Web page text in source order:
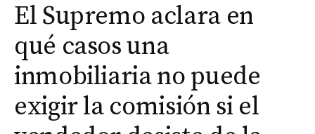
El Supremo aclara en
qué casos una
inmobiliaria no puede
exigir la comisión si el